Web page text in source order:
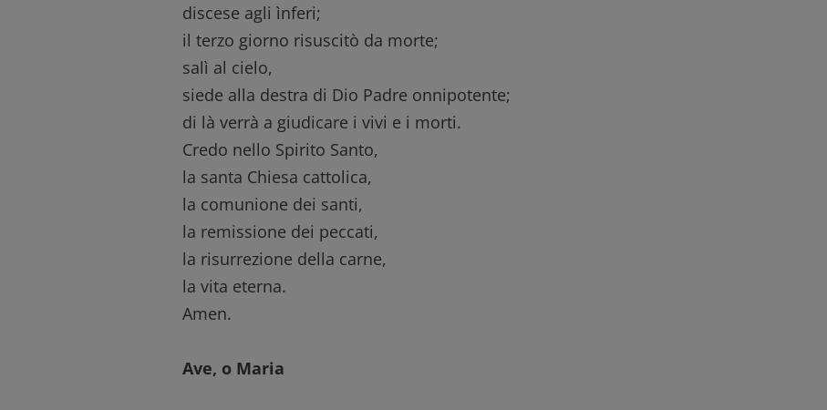
discese agli ìnferi;
il terzo giorno risuscitò da morte;
salì al cielo,
siede alla destra di Dio Padre onnipotente;
di là verrà a giudicare i vivi e i morti.
Credo nello Spirito Santo,
la santa Chiesa cattolica,
la comunione dei santi,
la remissione dei peccati,
la risurrezione della carne,
la vita eterna.
Amen.
Ave, o Maria